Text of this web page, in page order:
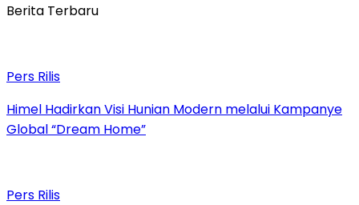
Berita Terbaru
Pers Rilis
Himel Hadirkan Visi Hunian Modern melalui Kampanye
Global “Dream Home”
Pers Rilis